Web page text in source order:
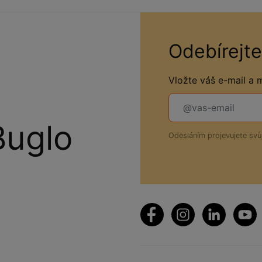
Vložte váš e-mail a
Odesláním projevujete